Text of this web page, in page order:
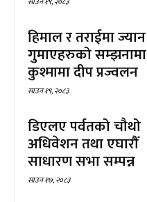
हिमाल र तराईमा ज्यान
गुमाएहरुको सम्झनामा
कुश्मामा दीप प्रज्वलन
साउन १९, २०८३
डिएलए पर्वतको चौथो
अधिवेशन तथा एघारौँ
साधारण सभा सम्पन्न
साउन १७, २०८३